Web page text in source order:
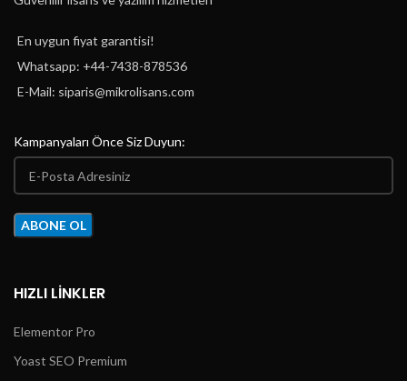
En uygun fiyat garantisi!
Whatsapp: +44-7438-878536
E-Mail: siparis@mikrolisans.com
Kampanyaları Önce Siz Duyun:
HIZLI LINKLER
Elementor Pro
Yoast SEO Premium